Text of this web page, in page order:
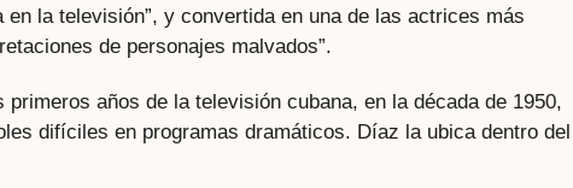
la televisión”, y convertida en una de las actrices más
de personajes malvados”.
años de la televisión cubana, en la década de 1950,
difíciles en programas dramáticos. Díaz la ubica dentro del